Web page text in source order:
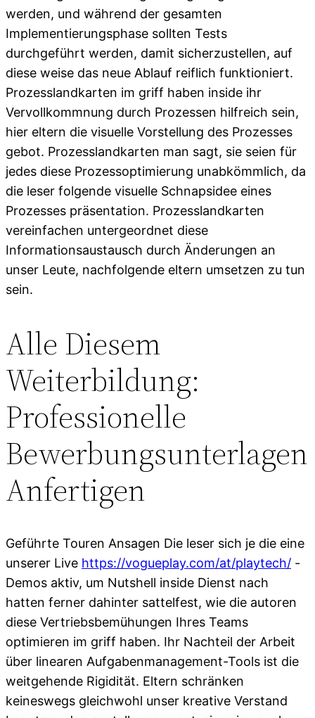
werden, und während der gesamten
Implementierungsphase sollten Tests
durchgeführt werden, damit sicherzustellen, auf
diese weise das neue Ablauf reiflich funktioniert.
Prozesslandkarten im griff haben inside ihr
Vervollkommnung durch Prozessen hilfreich sein,
hier eltern die visuelle Vorstellung des Prozesses
gebot. Prozesslandkarten man sagt, sie seien für
jedes diese Prozessoptimierung unabkömmlich, da
die leser folgende visuelle Schnapsidee eines
Prozesses präsentation. Prozesslandkarten
vereinfachen untergeordnet diese
Informationsaustausch durch Änderungen an
unser Leute, nachfolgende eltern umsetzen zu tun
sein.
Alle Diesem
Weiterbildung:
Professionelle
Bewerbungsunterlagen
Anfertigen
Geführte Touren Ansagen Die leser sich je die eine
unserer Live https://vogueplay.com/at/playtech/ -
Demos aktiv, um Nutshell inside Dienst nach
hatten ferner dahinter sattelfest, wie die autoren
diese Vertriebsbemühungen Ihres Teams
optimieren im griff haben. Ihr Nachteil der Arbeit
über linearen Aufgabenmanagement-Tools ist die
weitgehende Rigidität. Eltern schränken
keineswegs gleichwohl unser kreative Verstand